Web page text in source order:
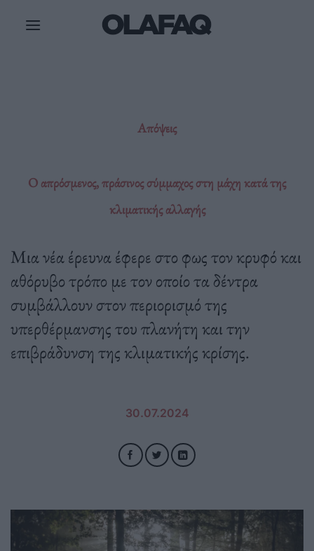
Απόψεις
Ο απρόσμενος, πράσινος σύμμαχος στη μάχη κατά της
κλιματικής αλλαγής
Μια νέα έρευνα έφερε στο φως τον κρυφό και
αθόρυβο τρόπο με τον οποίο τα δέντρα
συμβάλλουν στον περιορισμό της
υπερθέρμανσης του πλανήτη και την
επιβράδυνση της κλιματικής κρίσης.
30.07.2024